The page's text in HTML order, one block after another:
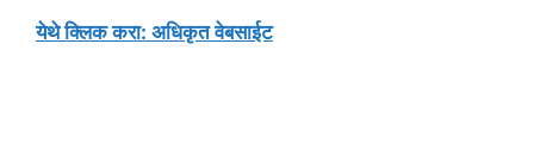
येथे क्लिक करा: अधिकृत वेबसाईट